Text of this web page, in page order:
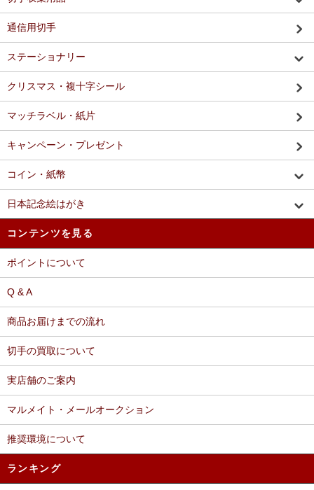
通信用切手
ステーショナリー
クリスマス・複十字シール
マッチラベル・紙片
キャンペーン・プレゼント
コイン・紙幣
日本記念絵はがき
コンテンツを見る
ポイントについて
Q & A
商品お届けまでの流れ
切手の買取について
実店舗のご案内
マルメイト・メールオークション
推奨環境について
ランキング